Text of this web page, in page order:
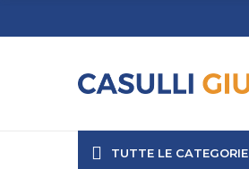
TUTTE LE CATEGORIE